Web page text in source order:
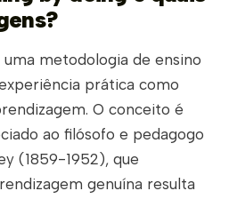
metodologia de ensino
prática como
O conceito é
ao filósofo e pedagogo
(1859-1952), que
genuína resulta